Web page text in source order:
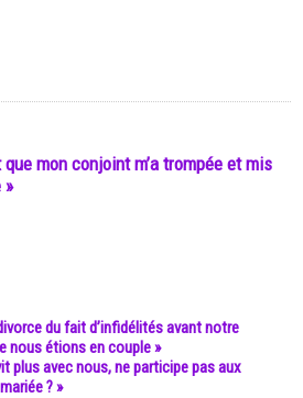
que mon conjoint m’a trompée et mis
»
du fait d’infidélités avant notre
nous étions en couple »
plus avec nous, ne participe pas aux
? »